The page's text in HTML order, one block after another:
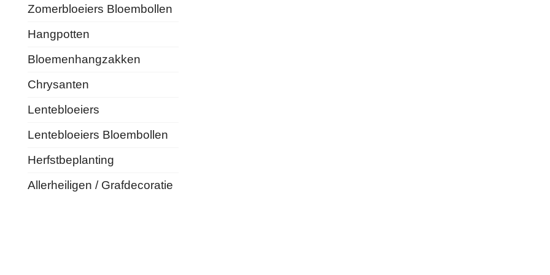
Zomerbloeiers Bloembollen
Hangpotten
Bloemenhangzakken
Chrysanten
Lentebloeiers
Lentebloeiers Bloembollen
Herfstbeplanting
Allerheiligen / Grafdecoratie